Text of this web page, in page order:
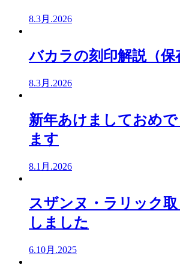
8.3月.2026
バカラの刻印解説（保
8.3月.2026
新年あけましておめ
ます
8.1月.2026
スザンヌ・ラリック
しました
6.10月.2025